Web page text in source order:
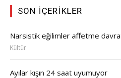
SON İÇERIKLER
Narsistik eğilimler affetme
Kültür
Ayılar kışın 24 saat uyumuyor